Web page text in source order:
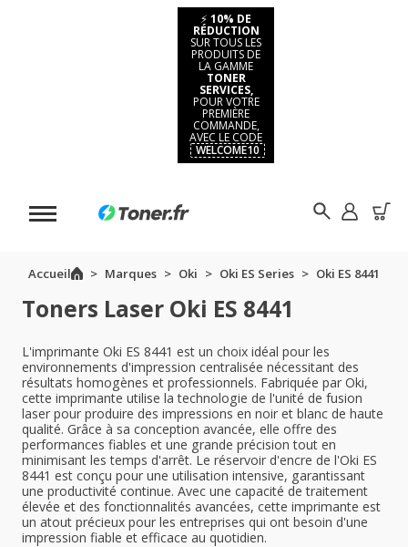
⚡ 10% DE
RÉDUCTION
SUR TOUS LES
PRODUITS DE
LA GAMME
TONER
SERVICES,
POUR VOTRE
PREMIÈRE
COMMANDE,
AVEC LE CODE
WELCOME10
Accueil Marques Oki Oki ES Series Oki ES 8441
Toners Laser Oki ES 8441
L'imprimante Oki ES 8441 est un choix idéal pour les
environnements d'impression centralisée nécessitant des
résultats homogènes et professionnels. Fabriquée par Oki,
cette imprimante utilise la technologie de l'unité de fusion
laser pour produire des impressions en noir et blanc de haute
qualité. Grâce à sa conception avancée, elle offre des
performances fiables et une grande précision tout en
minimisant les temps d'arrêt. Le réservoir d'encre de l'Oki ES
8441 est conçu pour une utilisation intensive, garantissant
une productivité continue. Avec une capacité de traitement
élevée et des fonctionnalités avancées, cette imprimante est
un atout précieux pour les entreprises qui ont besoin d'une
impression fiable et efficace au quotidien.